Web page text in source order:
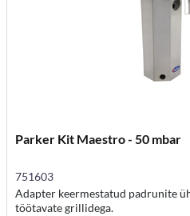
Parker Kit Maestro - 50 mbar
751603
Adapter keermestatud padrunite
töötavate grillidega.